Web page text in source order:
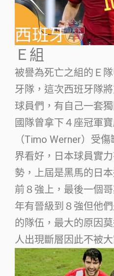
Ｅ組
被譽為死亡之組的Ｅ
牙隊，這次西班牙隊
球員們，有自己一套
國隊曾拿下４座冠軍
（Timo Werner）受
界看好，日本球員實
勢，上屆是黑馬的日
前８強上，最後一個
年有晉級到８強但他
的隊伍，最大的原因
人出現斷層因此不被大